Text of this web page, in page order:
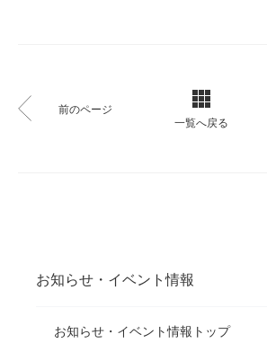
お知らせ・イベント情報
お知らせ・イベント情報トップ
前のページ
一覧へ戻る